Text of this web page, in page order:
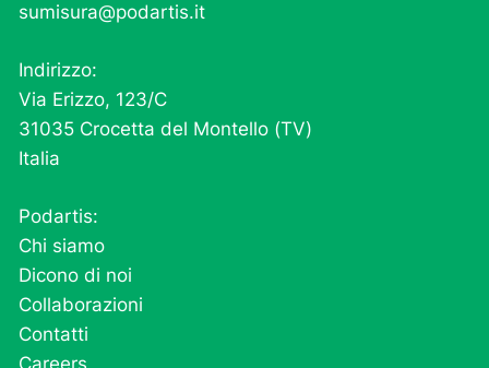
sumisura@podartis.it
Indirizzo:
Via Erizzo, 123/C
31035 Crocetta del Montello (TV)
Italia
Podartis:
Chi siamo
Dicono di noi
Collaborazioni
Contatti
Careers